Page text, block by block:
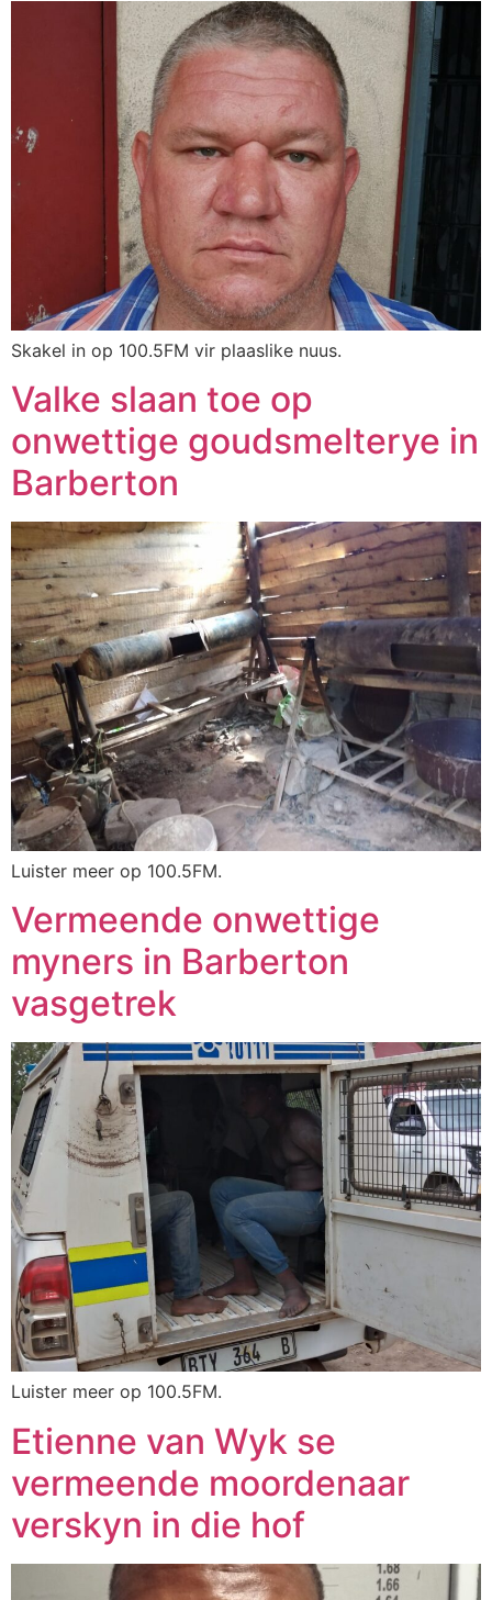
Skakel in op 100.5FM vir plaaslike nuus.
Valke slaan toe op
onwettige goudsmelterye in
Barberton
Luister meer op 100.5FM.
Vermeende onwettige
myners in Barberton
vasgetrek
Luister meer op 100.5FM.
Etienne van Wyk se
vermeende moordenaar
verskyn in die hof